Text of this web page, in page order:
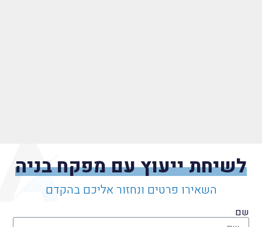
לשיחת ייעוץ עם מפקח בניה
השאירו פרטים ונחזור אליכם בהקדם
שם